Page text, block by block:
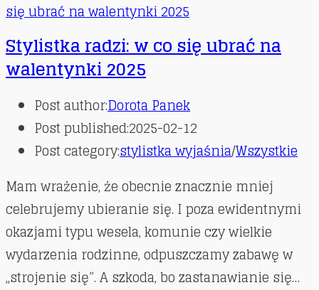
Stylistka radzi: w co się ubrać na
walentynki 2025
Post author:Dorota Panek
Post published:2025-02-12
Post category:stylistka wyjaśnia/Wszystkie
Mam wrażenie, że obecnie znacznie mniej
celebrujemy ubieranie się. I poza ewidentnymi
okazjami typu wesela, komunie czy wielkie
wydarzenia rodzinne, odpuszczamy zabawę w
„strojenie się”. A szkoda, bo zastanawianie się…